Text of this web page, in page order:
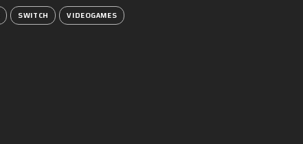
SWITCH
VIDEOGAMES